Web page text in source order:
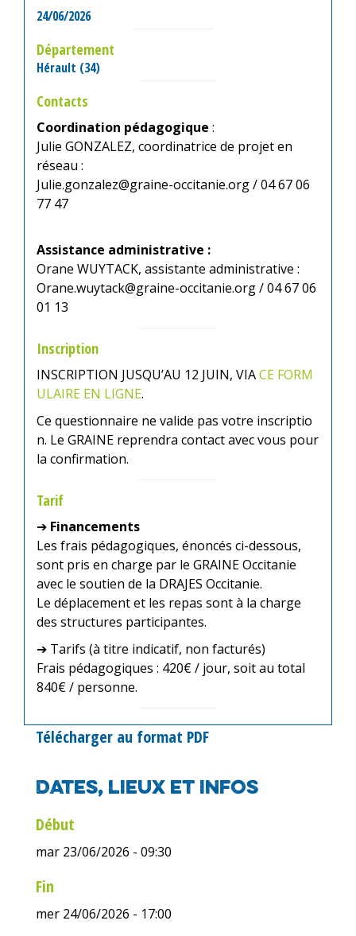
24/06/2026
Département
Hérault (34)
Contacts
Coordination pédagogique :
Julie GONZALEZ, coordinatrice de projet en
réseau :
Julie.gonzalez@graine-occitanie.org / 04 67 06
77 47
Assistance administrative :
Orane WUYTACK, assistante administrative :
Orane.wuytack@graine-occitanie.org / 04 67 06
01 13
Inscription
INSCRIPTION JUSQU’AU 12 JUIN, VIACE FORM
ULAIRE EN LIGNE.
Ce questionnaire ne valide pas votre inscriptio
n. Le GRAINE reprendra contact avec vous pour
la confirmation.
Tarif
➔ Financements
Les frais pédagogiques, énoncés ci-dessous,
sont pris en charge par le GRAINE Occitanie
avec le soutien de la DRAJES Occitanie.
Le déplacement et les repas sont à la charge
des structures participantes.
➔ Tarifs (à titre indicatif, non facturés)
Frais pédagogiques : 420€ / jour, soit au total
840€ / personne.
Télécharger au format PDF
Dates, lieux et infos
Début
mar 23/06/2026 - 09:30
Fin
mer 24/06/2026 - 17:00